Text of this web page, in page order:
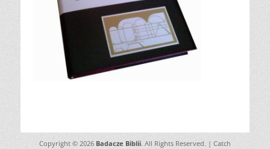
Copyright © 2026 Badacze Biblii. All Rights Reserved. | Catch